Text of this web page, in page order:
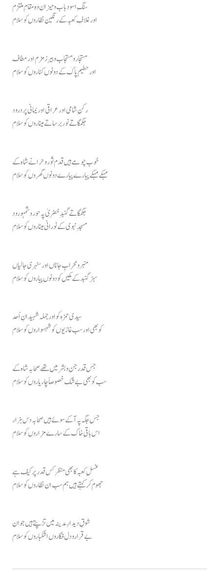
سنگِ اسود باب و میزان وہ مقامِ ملتزم
اور غلافِ کعبہ کے رنگین نظاروں کو سلام
مستجار و مستجاب و بیرِ زمزم اور مطاف
اور حطیمِ پاک کے دونوں کناروں کو سلام
رکنِ شامی اور عراقی اور یمانی پر درود
جگمگاتے نور برساتے میناروں کو سلام
خوب چومے ہیں قدم ثور و حرا نے شاہ کے
مہکے مہکے پیارے پیارے دونوں گھروں کو سلام
جگمگاتے گنبدِ خضریٰ پہ حور و شمہورود
مسجدِ نبوی کے نورانی میناروں کو سلام
منبر و محرابِ جاناں اور سنہری جالیاں
سبز گنبد کے مکیں کو دونوں پیاروں کو سلام
سیدی حمزہ کو اور جملہ شہیدانِ اُحد
کو بھی اور سب غازیوں کو شہسواروں کو سلام
جس قدر جن و بشر میں تھے صحابہ شاہ کے
سب کو بھی بے شک خصوصاً چار یاروں کو سلام
جس جگہ پہ آ کے سوئے ہیں صحابہ دس ہزار
اس باقیِ خاک کے سارے مزاروں کو سلام
غسلِ کعبہ کا بھی منظر کس قدر پر کیف ہے
جھوم کر کہتے ہیں ہم سب ان نظاروں کو سلام
شوقِ دیدارِ مدینہ میں تڑپتے ہیں جو ان
بے قرارو دل فگاروں اشکباروں کو سلام